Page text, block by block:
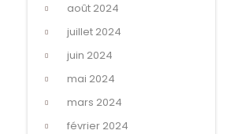
août 2024
juillet 2024
juin 2024
mai 2024
mars 2024
février 2024